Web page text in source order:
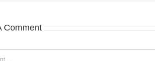
Comment